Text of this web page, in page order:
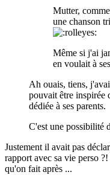
Mutter,
une chanson
Même si j'ai
en voulait à
Ah ouais, tiens,
pouvait être inspirée
dédiée à ses parents.
C'est une possibilité
Justement il avait pas
rapport avec sa vie perso ?!
qu'on fait après ...